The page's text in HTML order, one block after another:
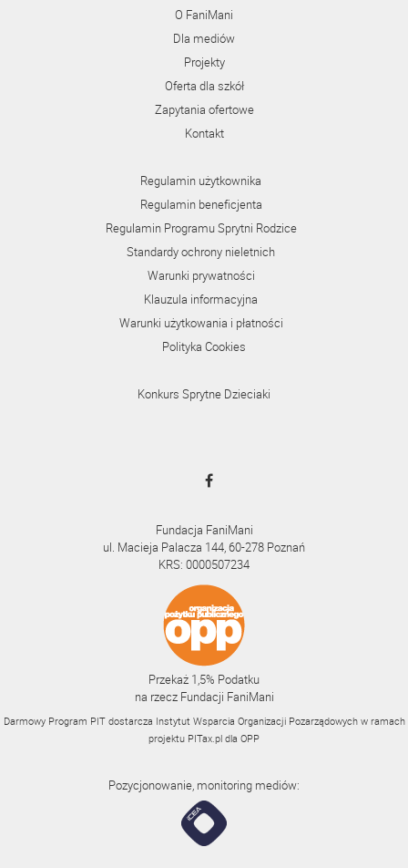
O FaniMani
Dla mediów
Projekty
Oferta dla szkół
Zapytania ofertowe
Kontakt
Regulamin użytkownika
Regulamin beneficjenta
Regulamin Programu Sprytni Rodzice
Standardy ochrony nieletnich
Warunki prywatności
Klauzula informacyjna
Warunki użytkowania i płatności
Polityka Cookies
Konkurs Sprytne Dzieciaki
Fundacja FaniMani
ul. Macieja Palacza 144, 60-278 Poznań
KRS: 0000507234
Przekaż 1,5% Podatku
na rzecz Fundacji FaniMani
Darmowy Program PIT dostarcza Instytut Wsparcia Organizacji Pozarządowych w ramach
projektu PITax.pl dla OPP
Pozycjonowanie, monitoring mediów: